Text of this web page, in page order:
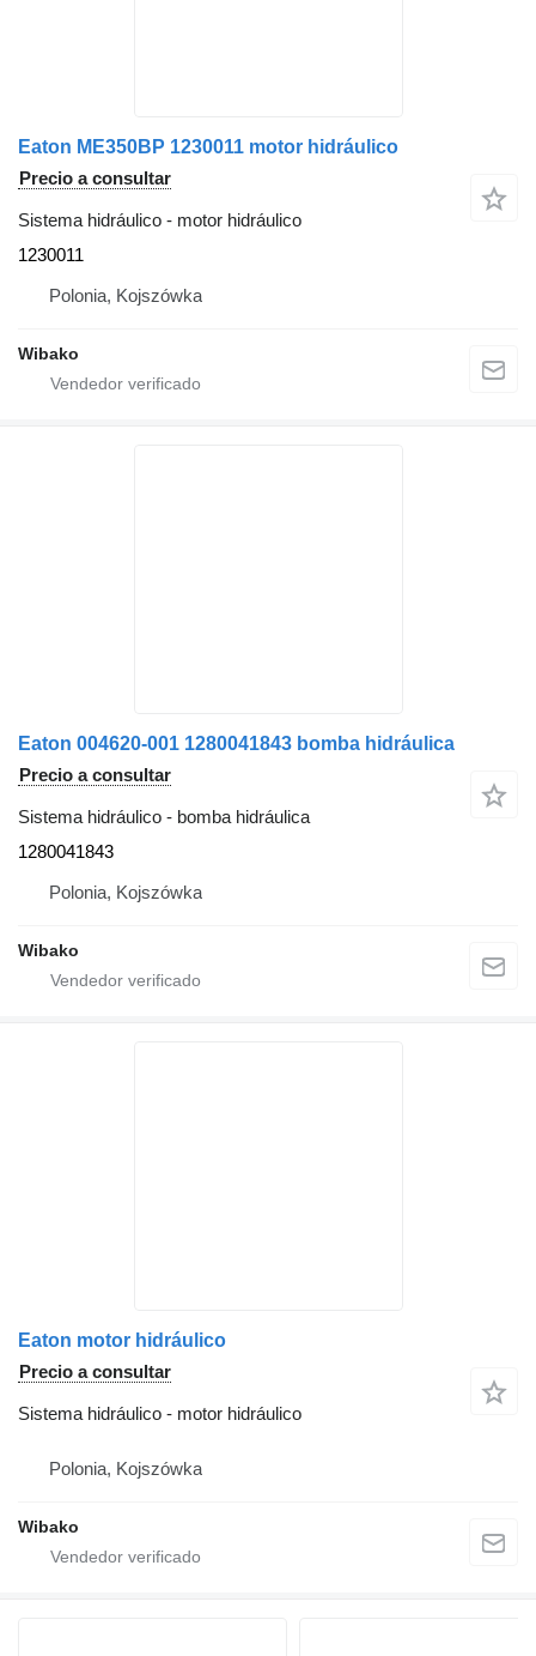
Eaton ME350BP 1230011 motor hidráulico
Precio a consultar
Sistema hidráulico - motor hidráulico
1230011
Polonia, Kojszówka
Wibako
Eaton 004620-001 1280041843 bomba hidráulica
Precio a consultar
Sistema hidráulico - bomba hidráulica
1280041843
Polonia, Kojszówka
Wibako
Eaton motor hidráulico
Precio a consultar
Sistema hidráulico - motor hidráulico
Polonia, Kojszówka
Wibako